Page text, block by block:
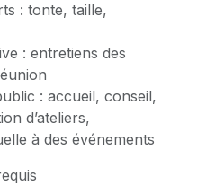
: tonte, taille,
: entretiens des
: accueil, conseil,
d’ateliers,
à des événements